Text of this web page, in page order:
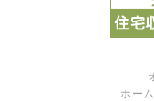
ホー